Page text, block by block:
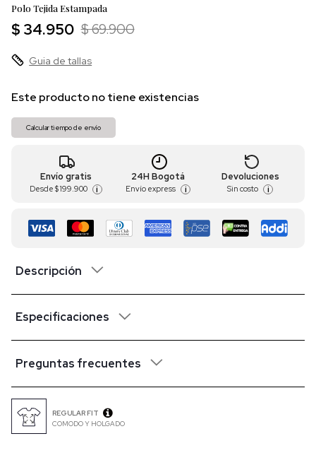
Polo Tejida Estampada
$ 34.950 $ 69.900
Guia de tallas
Este producto no tiene existencias
Calcular tiempo de envío
Envío gratis
Desde $ 199.900 i
24H Bogotá
Envío express i
Devoluciones
Sin costo i
Descripción
Especificaciones
Preguntas frecuentes
REGULAR FIT
COMODO Y HOLGADO